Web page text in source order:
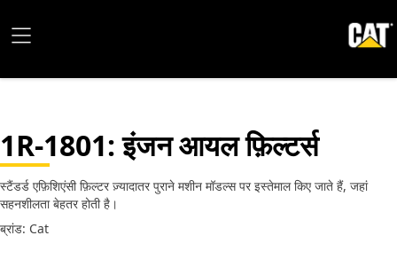
1R-1801: इंजन आयल फ़िल्टर्स
स्टैंडर्ड एफ़िशिएंसी फ़िल्टर ज़्यादातर पुराने मशीन मॉडल्स पर इस्तेमाल किए जाते हैं, जहां
सहनशीलता बेहतर होती है।
ब्रांड: Cat